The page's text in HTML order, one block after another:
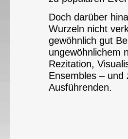
Doch darüber
Wurzeln nicht
gewöhnlich gut
ungewöhnlichem
Rezitation,
Ensembles – und
Ausführenden.